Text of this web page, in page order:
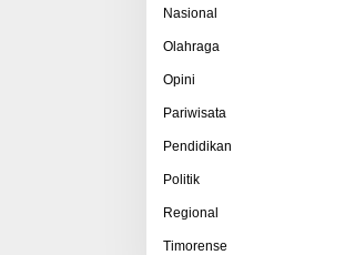
Nasional
Olahraga
Opini
Pariwisata
Pendidikan
Politik
Regional
Timorense